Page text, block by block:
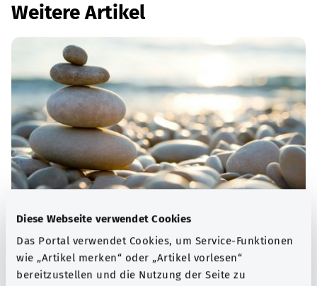
Diese Webseite verwendet Cookies
Das Portal verwendet Cookies, um Service-Funktionen
wie „Artikel merken“ oder „Artikel vorlesen“
bereitzustellen und die Nutzung der Seite zu
Weitere Artikel
Psyche
„Psyche“ ist das altgriechische Wort für Seele. Im
modernen Sprachgebrauch sind damit das Denken, die